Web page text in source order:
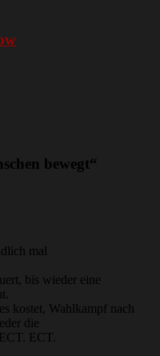
bewegt“
mal
bis wieder eine
kostet, Wahlkampf nach
die
ECT.